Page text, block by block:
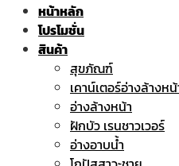
หน้าหลัก
โปรโมชั่น
สินค้า
สุขภัณฑ์
เคาน์เตอร์อ่างล้างหน้
อ่างล้างหน้า
ฝักบัว เรนชาวเวอร์
อ่างอาบน้ำ